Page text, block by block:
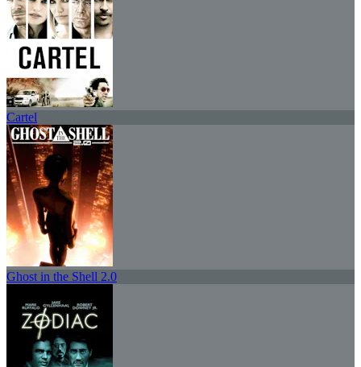
Cartel
Ghost in the Shell 2.0